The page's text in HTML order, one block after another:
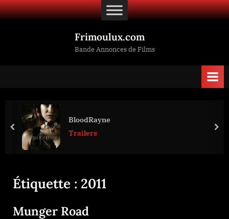
Skip
to
Frimoulux.com
Bande Annonces de Films
BloodRayne
Trailers
prev
Étiquette : 2011
Munger Road